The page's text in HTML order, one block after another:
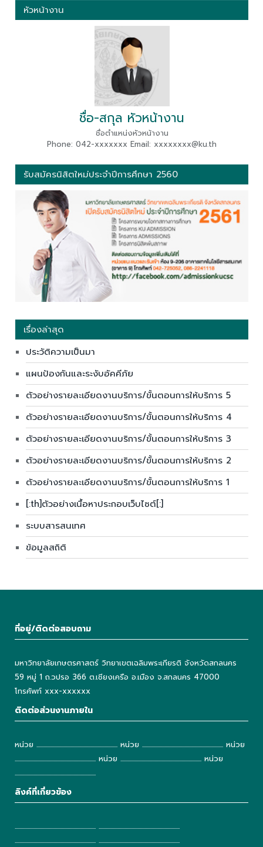
หัวหน้างาน
ชื่อ-สกุล หัวหน้างาน
ชื่อตำแหน่งหัวหน้างาน
Phone: 042-xxxxxxx Email: xxxxxxxx@ku.th
รับสมัครนิสิตใหม่ประจำปีการศึกษา 2560
เรื่องล่าสุด
ประวัติความเป็นมา
แผนป้องกันและระงับอัคคีภัย
ตัวอย่างรายละเอียดงานบริการ/ขั้นตอนการให้บริการ 5
ตัวอย่างรายละเอียดงานบริการ/ขั้นตอนการให้บริการ 4
ตัวอย่างรายละเอียดงานบริการ/ขั้นตอนการให้บริการ 3
ตัวอย่างรายละเอียดงานบริการ/ขั้นตอนการให้บริการ 2
ตัวอย่างรายละเอียดงานบริการ/ขั้นตอนการให้บริการ 1
[:th]ตัวอย่างเนื้อหาประกอบเว็บไซต์[:]
ระบบสารสนเทศ
ข้อมูลสถิติ
ที่อยู่/ติดต่อสอบถาม
มหาวิทยาลัยเกษตรศาสตร์ วิทยาเขตเฉลิมพระเกียรติ จังหวัดสกลนคร
59 หมู่ 1 ถ.วปรอ 366 ต.เชียงเครือ อ.เมือง จ.สกลนคร 47000
โทรศัพท์ xxx-xxxxxx
ติดต่อส่วนงานภายใน
หน่วย ..................................................................... หน่วย ..................................................................... หน่วย
..................................................................... หน่วย ..................................................................... หน่วย
.....................................................................
ลิงค์ที่เกี่ยวข้อง
..................................................................... .....................................................................
..................................................................... .....................................................................